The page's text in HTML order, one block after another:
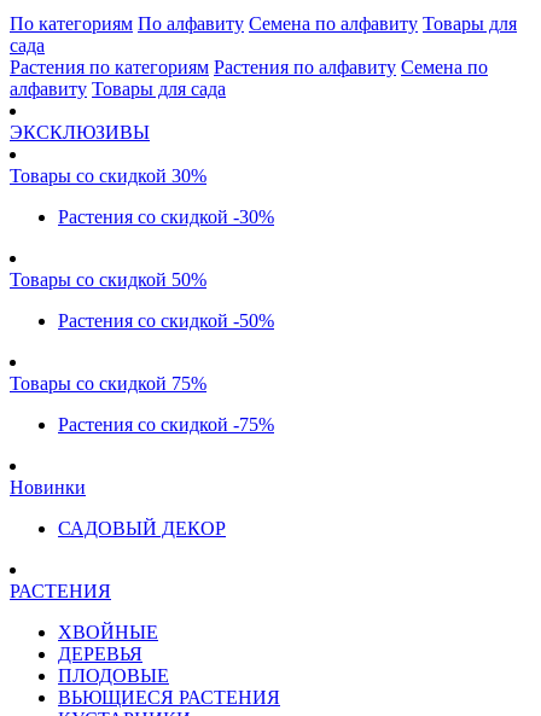
По категориям По алфавиту Семена по алфавиту Товары для
сада
Растения по категориям Растения по алфавиту Семена по
алфавиту Товары для сада
ЭКСКЛЮЗИВЫ
Товары со скидкой 30%
Растения со скидкой -30%
Товары со скидкой 50%
Растения со скидкой -50%
Товары со скидкой 75%
Растения со скидкой -75%
Новинки
САДОВЫЙ ДЕКОР
РАСТЕНИЯ
ХВОЙНЫЕ
ДЕРЕВЬЯ
ПЛОДОВЫЕ
ВЬЮЩИЕСЯ РАСТЕНИЯ